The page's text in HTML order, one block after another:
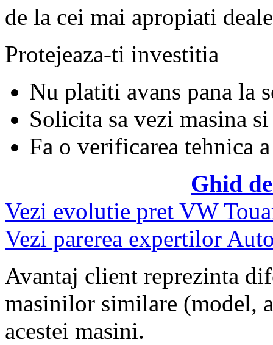
de la cei mai apropiati
Protejeaza-ti investitia
Nu platiti avans pana la
Solicita sa vezi masina si
Fa o verificarea tehnica
Ghid
Vezi evolutie pret VW
Vezi parerea expertilor
Avantaj client reprezinta
masinilor similare (model,
acestei masini.